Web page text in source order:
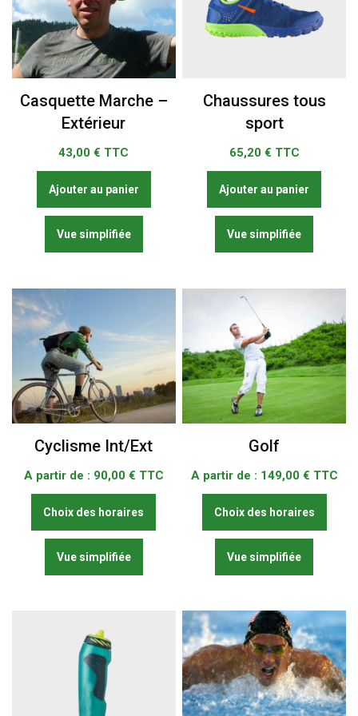
choisies
sur
la
page
du
Casquette Marche –
Extérieur
43,00€ TTC
Ajouter au panier
Vue simplifiée
Chaussures tous
sport
65,20 € TTC
Ajouter au panier
Vue simplifiée
Cyclisme Int/Ext
A partir de : 90,00 € TTC
Choix des horaires
Ce
options
peuvent
choisies
Vue simplifiée
Golf
A partir de : 149,00 € TTC
Choix des horaires
Ce
être
sur
Vue simplifiée